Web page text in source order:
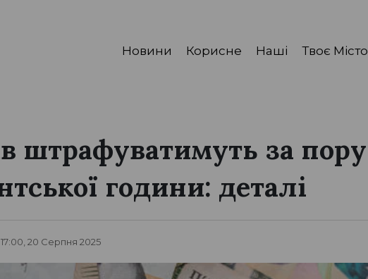
Новини Корисне Наші Твоє Місто
штрафуватимуть за
години: деталі
17:00, 20 Серпня 2025